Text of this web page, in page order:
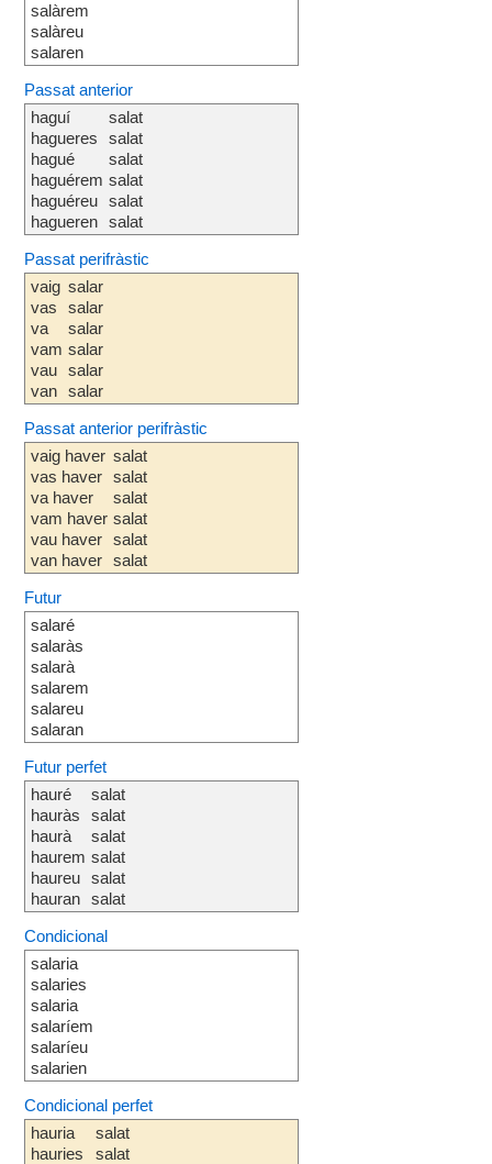
salàrem
salàreu
salaren
Passat anterior
haguí
hagueres
hagué
haguérem
haguéreu
hagueren
salat
salat
salat
salat
salat
salat
Passat perifràstic
vaig
vas
va
vam
vau
van
salar
salar
salar
salar
salar
salar
Passat anterior perifràstic
vaig haver
vas haver
va haver
vam haver
vau haver
van haver
salat
salat
salat
salat
salat
salat
Futur
salaré
salaràs
salarà
salarem
salareu
salaran
Futur perfet
hauré
hauràs
haurà
haurem
haureu
hauran
salat
salat
salat
salat
salat
salat
Condicional
salaria
salaries
salaria
salaríem
salaríeu
salarien
Condicional perfet
hauria
hauries
salat
salat